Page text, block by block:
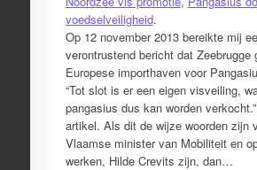
voedselveiligheid.
Op 12 november 2013 bereikte mij
verontrustend bericht dat Zeebrugge
Europese importhaven voor
“Tot slot is er een eigen visveiling,
pangasius dus kan worden
artikel. Als dit de wijze woorden zijn
Vlaamse minister van Mobiliteit en
werken, Hilde Crevits zijn, dan…